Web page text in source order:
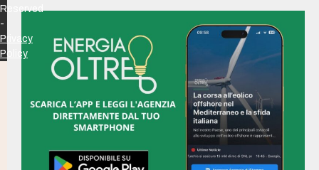
Reserved
-
Privacy
Policy